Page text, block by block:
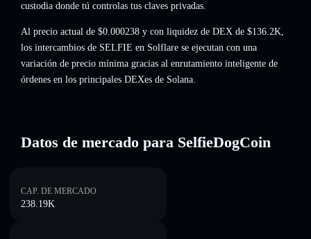
custodia donde tú controlas tus claves privadas.
Al precio actual de $0.000238 y con liquidez de DEX de $136.2K,
los intercambios de SELFIE en Solflare se ejecutan con una
variación de precio mínima gracias al enrutamiento inteligente de
órdenes en los principales DEXes de Solana.
Datos de mercado para SelfieDogCoin
CAP. DE MERCADO
238.19K